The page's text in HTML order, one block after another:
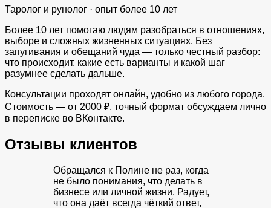
Таролог и рунолог · опыт более 10 лет
Более 10 лет помогаю людям разобраться в отношениях,
выборе и сложных жизненных ситуациях. Без
запугивания и обещаний чуда — только честный разбор:
что происходит, какие есть варианты и какой шаг
разумнее сделать дальше.
Консультации проходят онлайн, удобно из любого города.
Стоимость — от 2000 ₽, точный формат обсуждаем лично
в переписке во ВКонтакте.
Отзывы клиентов
Обращался к Полине не раз, когда
не было понимания, что делать в
бизнесе или личной жизни. Радует,
что она даёт всегда чёткий ответ,